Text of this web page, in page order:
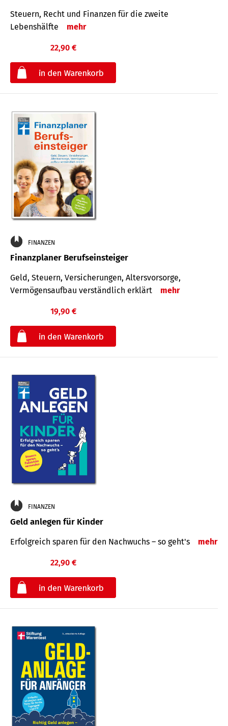
Steuern, Recht und Finanzen für die zweite
Lebenshälfte
mehr
22,90 €
FINANZEN
Finanzplaner Berufseinsteiger
Geld, Steuern, Versicherungen, Altersvorsorge,
Vermögensaufbau verständlich erklärt
mehr
19,90 €
FINANZEN
Geld anlegen für Kinder
Erfolgreich sparen für den Nachwuchs – so geht's mehr
22,90 €